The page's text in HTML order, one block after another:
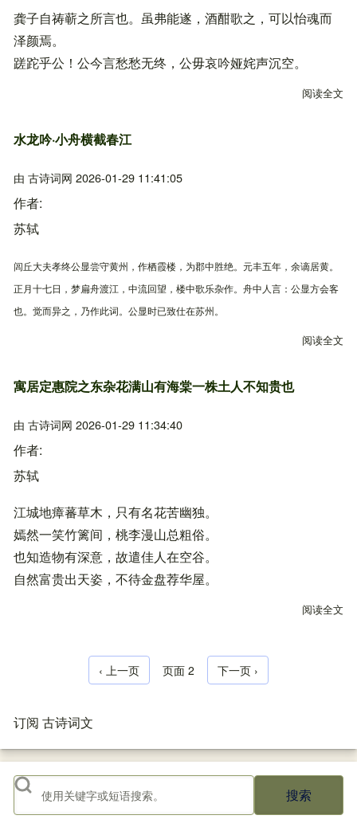
龚子自祷蕲之所言也。虽弗能遂，酒酣歌之，可以怡魂而
泽颜焉。
蹉跎乎公！公今言愁愁无终，公毋哀吟娅姹声沉空。
阅读全文
水龙吟·小舟横截春江
由 古诗词网 2026-01-29 11:41:05
作者
苏轼
闾丘大夫孝终公显尝守黄州，作栖霞楼，为郡中胜绝。元丰五年，余谪居黄。
正月十七日，梦扁舟渡江，中流回望，楼中歌乐杂作。舟中人言：公显方会客
也。觉而异之，乃作此词。公显时已致仕在苏州。
阅读全文
寓居定惠院之东杂花满山有海棠一株土人不知贵也
由 古诗词网 2026-01-29 11:34:40
作者
苏轼
江城地瘴蕃草木，只有名花苦幽独。
嫣然一笑竹篱间，桃李漫山总粗俗。
也知造物有深意，故遣佳人在空谷。
自然富贵出天姿，不待金盘荐华屋。
阅读全文
分页
前一页
‹ 上一页 页面 2 下一页
下一页 ›
订阅 古诗词文
搜索